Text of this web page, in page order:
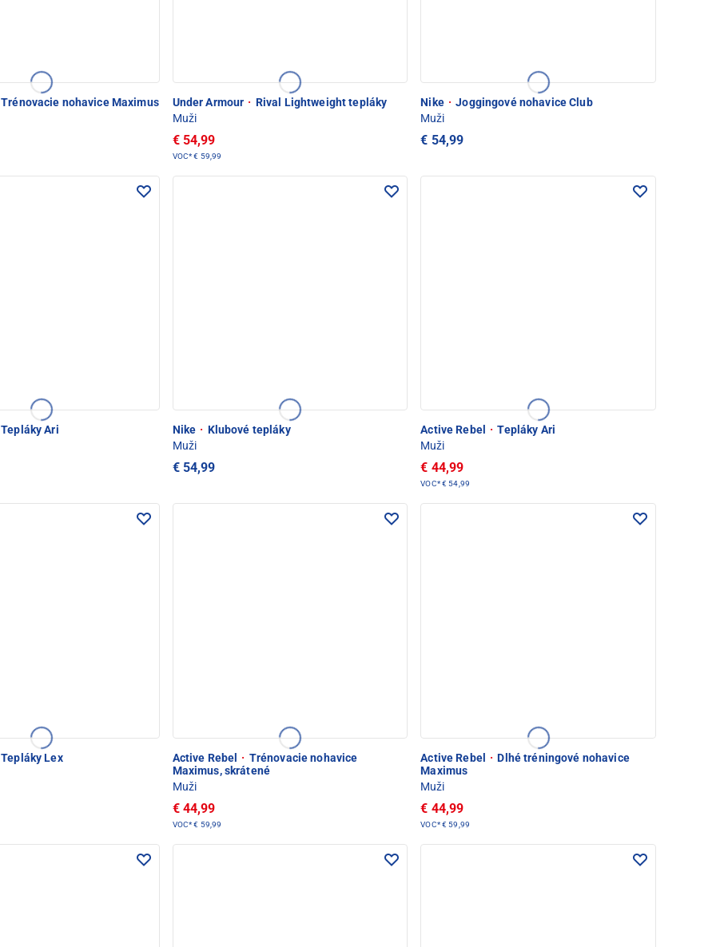
Trénovacie nohavice Maximus
Under Armour · Rival Lightweight tepláky
Muži
€ 54,99
VOC*€ 59,99
Nike · Joggingové nohavice Club
Muži
€ 54,99
Tepláky Ari
Nike · Klubové tepláky
Muži
€ 54,99
Active Rebel · Tepláky Ari
Muži
€ 44,99
VOC*€ 54,99
Tepláky Lex
Active Rebel · Trénovacie nohavice
Maximus, skrátené
Muži
€ 44,99
VOC*€ 59,99
Active Rebel · Dlhé tréningové nohavice
Maximus
Muži
€ 44,99
VOC*€ 59,99